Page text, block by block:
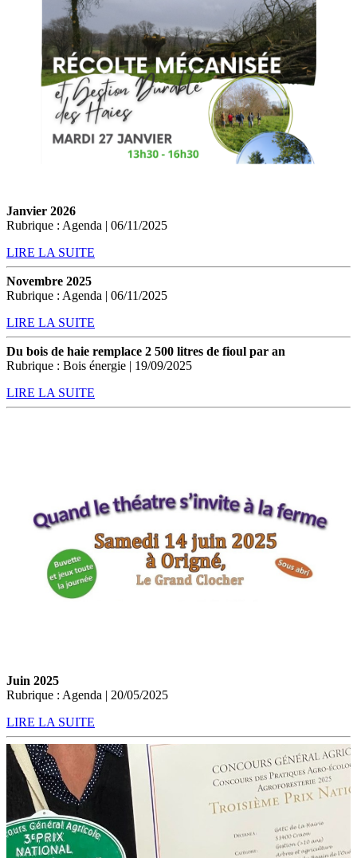
Janvier 2026
Rubrique : Agenda | 06/11/2025
LIRE LA SUITE
Novembre 2025
Rubrique : Agenda | 06/11/2025
LIRE LA SUITE
Du bois de haie remplace 2 500 litres de fioul par an
Rubrique : Bois énergie | 19/09/2025
LIRE LA SUITE
Juin 2025
Rubrique : Agenda | 20/05/2025
LIRE LA SUITE